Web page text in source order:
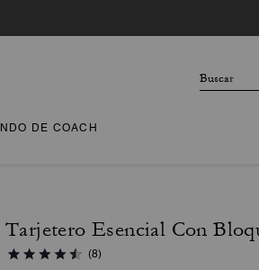
DE COACH
Tarjetero Esencial Con
(8)